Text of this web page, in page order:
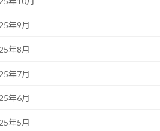
年9月
年8月
年7月
年6月
年5月